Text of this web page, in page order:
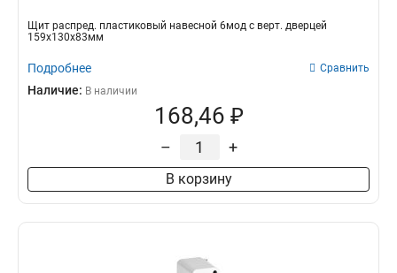
Щит распред. пластиковый навесной 6мод с верт. дверцей
159х130х83мм
Подробнее Сравнить
Наличие: В наличии
168,46 ₽
– +
В корзину